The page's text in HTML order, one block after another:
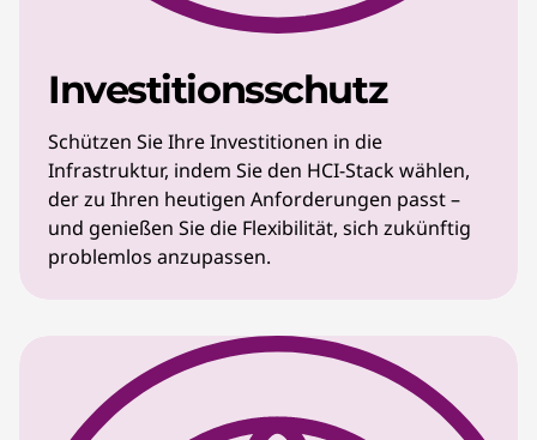
Investitionsschutz
Schützen Sie Ihre Investitionen in die
Infrastruktur, indem Sie den HCI-Stack wählen,
der zu Ihren heutigen Anforderungen passt –
und genießen Sie die Flexibilität, sich zukünftig
problemlos anzupassen.